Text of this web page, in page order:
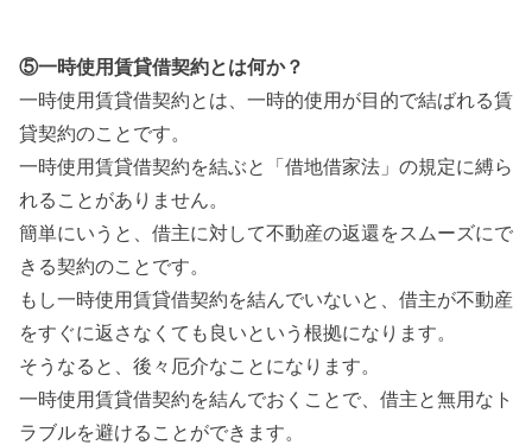
⑤一時使用賃貸借契約とは何か？
一時使用賃貸借契約とは、一時的使用が目的で結ばれる賃
貸契約のことです。
一時使用賃貸借契約を結ぶと「借地借家法」の規定に縛ら
れることがありません。
簡単にいうと、借主に対して不動産の返還をスムーズにで
きる契約のことです。
もし一時使用賃貸借契約を結んでいないと、借主が不動産
をすぐに返さなくても良いという根拠になります。
そうなると、後々厄介なことになります。
一時使用賃貸借契約を結んでおくことで、借主と無用なト
ラブルを避けることができます。